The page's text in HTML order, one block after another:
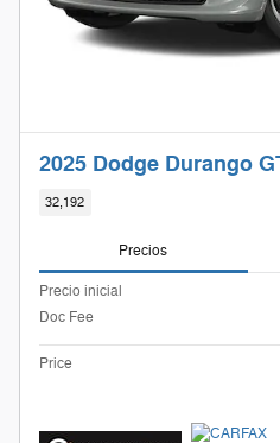
2025 Dodge Durango
32,192
Precios
Precio inicial
Doc Fee
Price